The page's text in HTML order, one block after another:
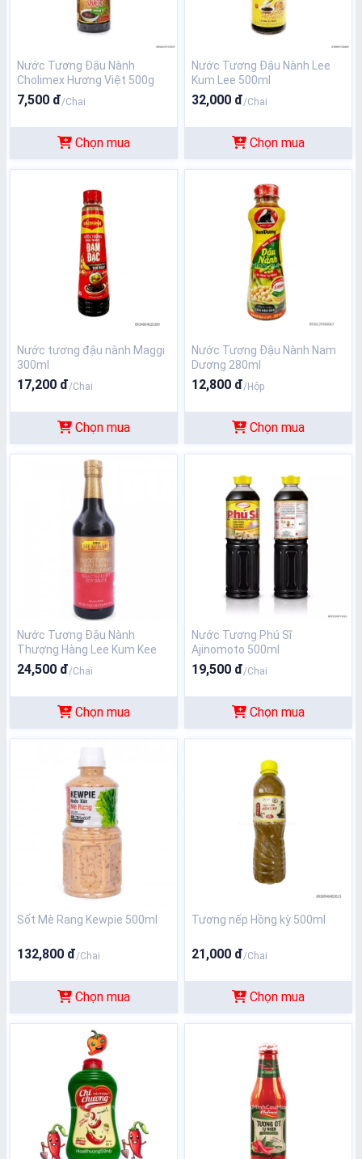
Nước Tương Đậu Nành
Cholimex Hương Việt 500g
7,500 đ/Chai
Chọn mua
Nước Tương Đậu Nành Lee
Kum Lee 500ml
32,000 đ/Chai
Chọn mua
Nước tương đậu nành Maggi
300ml
17,200 đ/Chai
Chọn mua
Nước Tương Đậu Nành Nam
Dương 280ml
12,800 đ/Hộp
Chọn mua
Nước Tương Đậu Nành
Thượng Hàng Lee Kum Kee
500ml
24,500 đ/Chai
Chọn mua
N­ước Tương Phú Sĩ
Ajinomoto 500ml
19,500 đ/Chai
Chọn mua
Sốt Mè Rang Kewpie 500ml
132,800 đ/Chai
Chọn mua
Tương nếp Hồng kỳ 500ml
21,000 đ/Chai
Chọn mua